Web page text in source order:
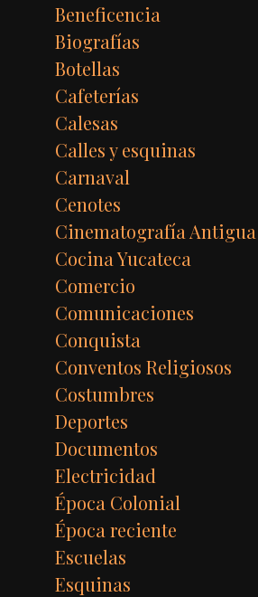
Beneficencia
Biografías
Botellas
Cafeterías
Calesas
Calles y esquinas
Carnaval
Cenotes
Cinematografía Antigua
Cocina Yucateca
Comercio
Comunicaciones
Conquista
Conventos Religiosos
Costumbres
Deportes
Documentos
Electricidad
Época Colonial
Época reciente
Escuelas
Esquinas